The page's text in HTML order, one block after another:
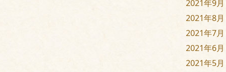
2021年9月
2021年8月
2021年7月
2021年6月
2021年5月